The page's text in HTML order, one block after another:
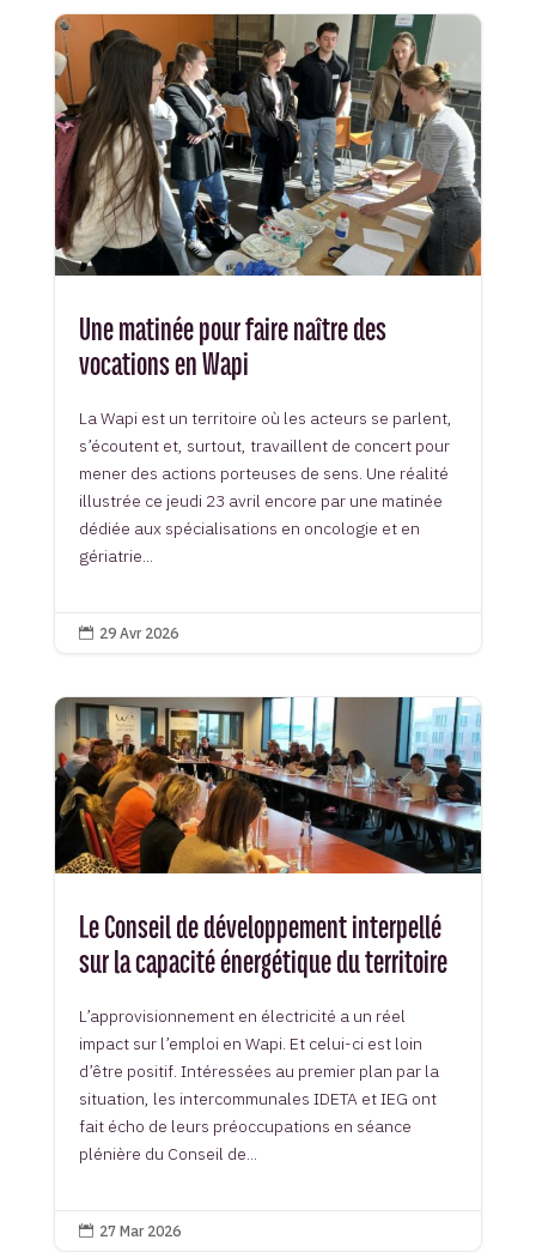
Une matinée pour faire naître des
vocations en Wapi
La Wapi est un territoire où les acteurs se parlent,
s’écoutent et, surtout, travaillent de concert pour
mener des actions porteuses de sens. Une réalité
illustrée ce jeudi 23 avril encore par une matinée
dédiée aux spécialisations en oncologie et en
gériatrie...
 29 Avr 2026
Le Conseil de développement interpellé
sur la capacité énergétique du territoire
L’approvisionnement en électricité a un réel
impact sur l’emploi en Wapi. Et celui-ci est loin
d’être positif. Intéressées au premier plan par la
situation, les intercommunales IDETA et IEG ont
fait écho de leurs préoccupations en séance
plénière du Conseil de...
 27 Mar 2026